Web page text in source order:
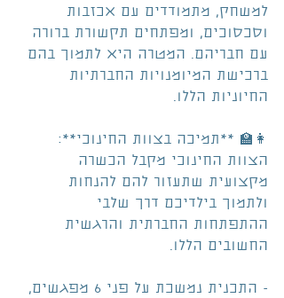
למשחק, מתמודדים עם אכזבות
וסכסוכים, ומפתחים תקשורת ברורה
עם חבריהם. המטרה היא לתמוך בהם
ברכישת המיומנויות החברתיות
החיוניות הללו.
👩‍🏫 **תמיכה בצוות החינוכי**:
הצוות החינוכי מקבל הכשרה
מקצועית שתעזור להם להנחות
ולתמוך בילדיכם דרך שלבי
ההתפתחות החברתית והרגשית
החשובים הללו.
- התכנית נמשכת על פני 6 מפגשים,